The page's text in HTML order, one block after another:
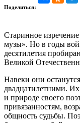
Поделиться:
Старинное
музы». Но в годы
десятилетия
Великой
Навеки они
двадцатилетними.
и природе своего
привязанностям,
общность судьбы.